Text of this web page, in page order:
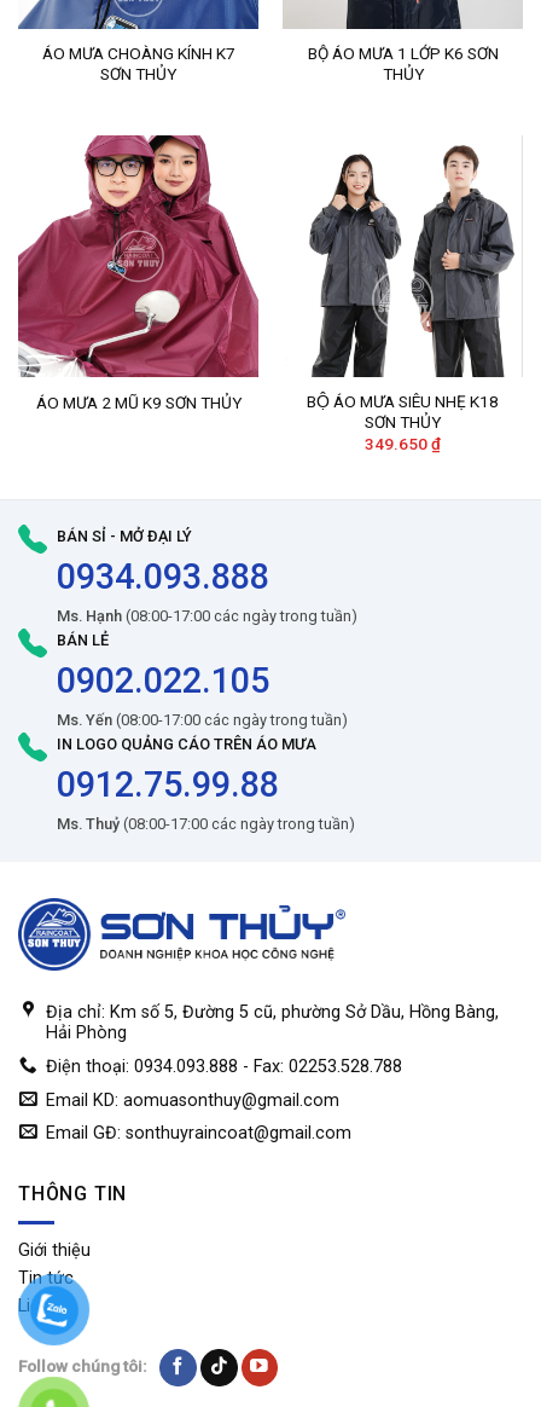
ÁO MƯA CHOÀNG KÍNH K7
SƠN THỦY
BỘ ÁO MƯA 1 LỚP K6 SƠN
THỦY
ÁO MƯA 2 MŨ K9 SƠN THỦY
BỘ ÁO MƯA SIÊU NHẸ K18
SƠN THỦY
349.650₫
BÁN SỈ - MỞ ĐẠI LÝ
0934.093.888
Ms. Hạnh (08:00-17:00 các ngày trong tuần)
BÁN LẺ
0902.022.105
Ms. Yến (08:00-17:00 các ngày trong tuần)
IN LOGO QUẢNG CÁO TRÊN ÁO MƯA
0912.75.99.88
Ms. Thuỷ (08:00-17:00 các ngày trong tuần)
Địa chỉ: Km số 5, Đường 5 cũ, phường Sở Dầu, Hồng Bàng,
Hải Phòng
Điện thoại: 0934.093.888 - Fax: 02253.528.788
Email KD:aomuasonthuy@gmail.com
Email GĐ:sonthuyraincoat@gmail.com
THÔNG TIN
Giới thiệu
Tin tức
Liên hệ
Follow chúng tôi: